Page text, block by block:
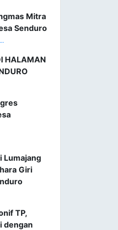
Mitra
Senduro
HALAMAN
Lumajang
Giri
TP,
dengan